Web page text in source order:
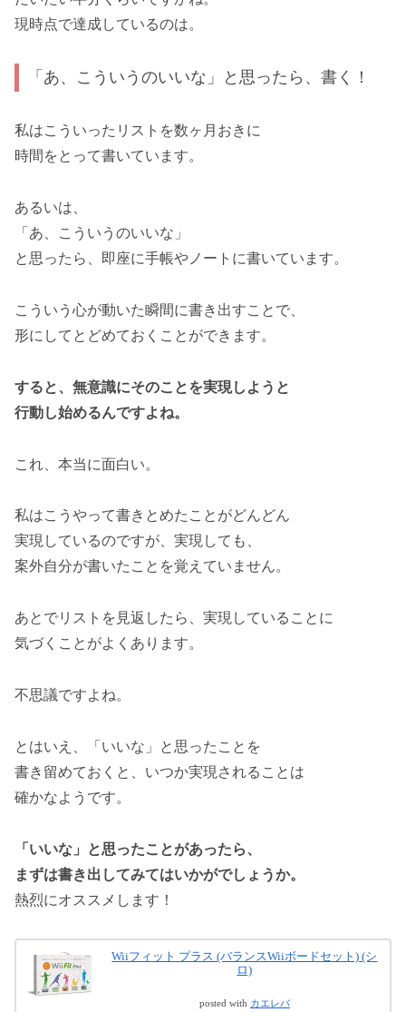
現時点で達成しているのは。
「あ、こういうのいいな」と思ったら、書く！
私はこういったリストを数ヶ月おきに
時間をとって書いています。
あるいは、
「あ、こういうのいいな」
と思ったら、即座に手帳やノートに書いています。
こういう心が動いた瞬間に書き出すことで、
形にしてとどめておくことができます。
すると、無意識にそのことを実現しようと
行動し始めるんですよね。
これ、本当に面白い。
私はこうやって書きとめたことがどんどん
実現しているのですが、実現しても、
案外自分が書いたことを覚えていません。
あとでリストを見返したら、実現していることに
気づくことがよくあります。
不思議ですよね。
とはいえ、「いいな」と思ったことを
書き留めておくと、いつか実現されることは
確かなようです。
「いいな」と思ったことがあったら、
まずは書き出してみてはいかがでしょうか。
熱烈にオススメします！
Wiiフィット プラス (バランスWiiボードセット) (シ
ロ)
posted with カエレバ